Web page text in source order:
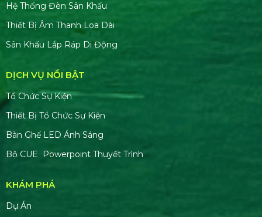
Hệ Thống Đèn Sân Khấu
Thiết Bị Âm Thanh Loa Dài
Sân Khấu Lắp Ráp Di Động
DỊCH VỤ NỔI BẬT
Tổ Chức Sự Kiện
Thiết Bị Tổ Chức Sự Kiện
Bàn Ghế LED Ánh Sáng
Bộ CUE Powerpoint Thuyết Trình
KHÁM PHÁ
Dự Án